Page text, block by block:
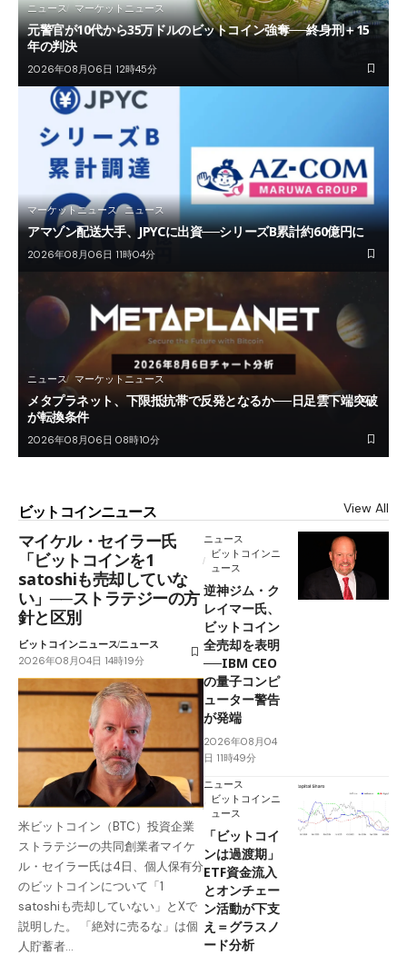
ニュース マーケットニュース
元警官が10代から35万ドルのビットコイン強奪──終身刑＋15
年の判決
2026年08月06日 12時45分
マーケットニュース ニュース
アマゾン配送大手、JPYCに出資──シリーズB累計約60億円に
2026年08月06日 11時04分
ニュース マーケットニュース
メタプラネット、下限抵抗帯で反発となるか──日足雲下端突破
が転換条件
2026年08月06日 08時10分
ビットコインニュース View All
マイケル・セイラー氏
「ビットコインを1
satoshiも売却していな
い」──ストラテジーの方
針と区別
ビットコインニュースニュース
2026年08月04日 14時19分
米ビットコイン（BTC）投資企業
ストラテジーの共同創業者マイケ
ル・セイラー氏は4日、個人保有分
のビットコインについて「1
satoshiも売却していない」とXで
説明した。 「絶対に売るな」は個
人貯蓄者…
ニュース
ビットコインニ
ュース
逆神ジム・ク
レイマー氏、
ビットコイン
全売却を表明
──IBM CEO
の量子コンピ
ューター警告
が発端
2026年08月04
日 11時49分
ニュース
ビットコインニ
ュース
「ビットコイ
ンは過渡期」
ETF資金流入
とオンチェー
ン活動が下支
え＝グラスノ
ード分析